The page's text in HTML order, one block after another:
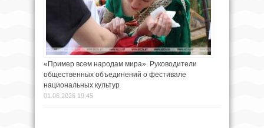
«Пример всем народам мира». Руководители
общественных объединений о фестивале
национальных культур
01.06.2026 19:45